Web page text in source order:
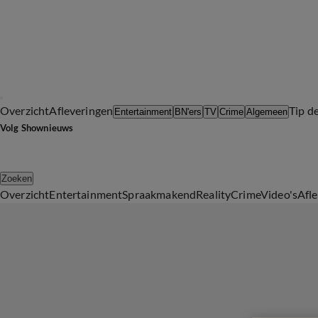
OverzichtAfleveringen Entertainment BN'ers TV Crime AlgemeenTip
Volg Shownieuws
Zoeken
OverzichtEntertainmentSpraakmakendRealityCrimeVideo's